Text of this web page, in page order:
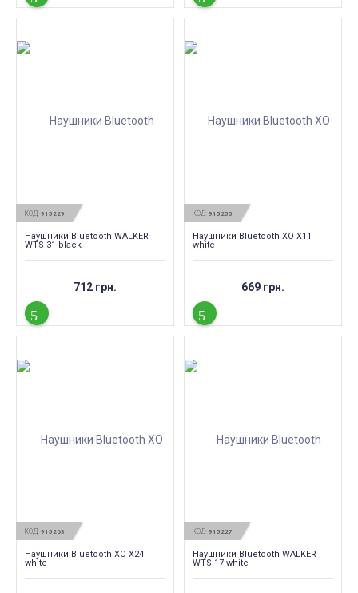
КОД: 915229
Наушники Bluetooth WALKER
WTS-31 black
712 грн.
КОД: 915255
Наушники Bluetooth XO X11
white
669 грн.
КОД: 915263
Наушники Bluetooth XO X24
white
КОД: 915227
Наушники Bluetooth WALKER
WTS-17 white